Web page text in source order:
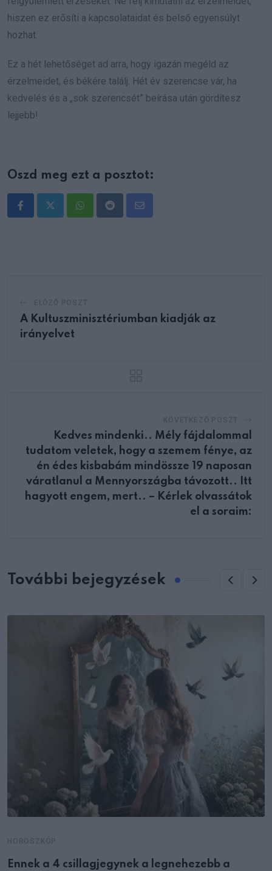
hiszen ez erősíti a kapcsolataidat és belső egyensúlyt
hozhat.
Ez a hét lehetőséget ad arra, hogy igazán megéld az
érzelmeidet, és békére találj. Hét év szerencse vár, ha
kedvelés és a „sok szerencsét” beírása után gördítesz
lejjebb!
Oszd meg ezt a posztot:
WhatsappRedditShare
A Kultuszminisztériumban kiadják az
irányelvet
Kedves mindenki.. Mély fájdalommal
tudatom veletek, hogy a szemem fénye, az
én édes kisbabám mindössze 19 naposan
váratlanul a Mennyországba távozott.. Itt
hagyott engem, mert.. – Kérlek olvassátok
el a soraim:
További bejegyzések
Ennek a 4 csillagjegynek a legnehezebb a